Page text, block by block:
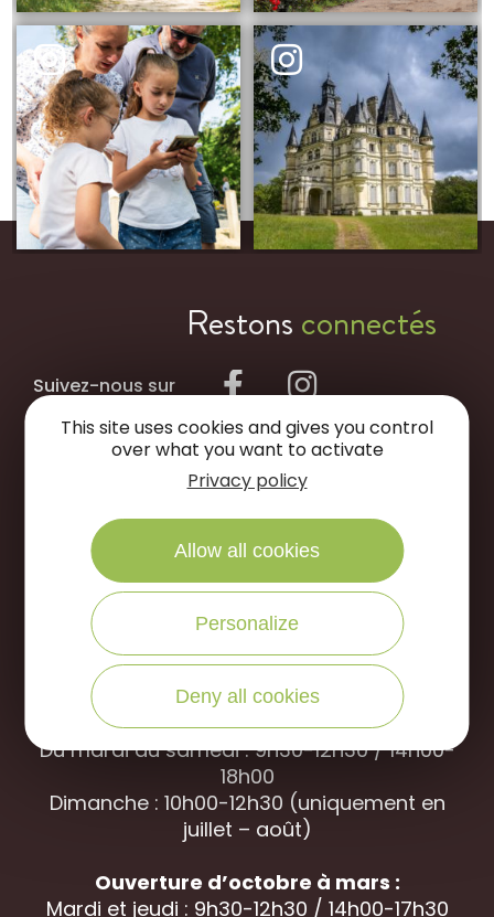
Restonsconnectés
Suivez-nous sur
NOUS ÉCRIRE
NOUS APPELER
Office de Tourisme des Portes de Sologne
Rue des jardins, 45240 LaFerté Saint-
Ouverture d’avril à septembre
Du mardi au samedi : 9h30-12h30 / 14h00-
18h00
Dimanche : 10h00-12h30 (uniquement en
juillet – août)
Ouverture d’octobre à mars :
Mardi et jeudi : 9h30-12h30 / 14h00-17h30
This site uses cookies and gives you control
over what you want to activate
Privacy policy
Allow all cookies
Personalize
Deny all cookies